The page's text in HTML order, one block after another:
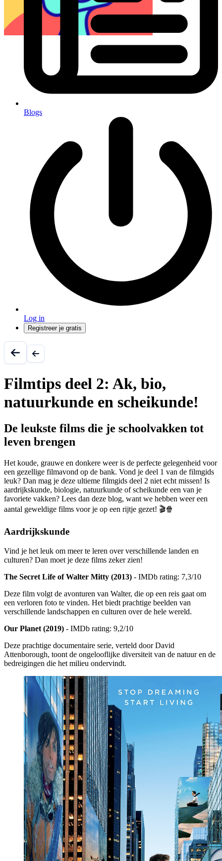
Blogs
Log in
Registreer je gratis
Filmtips deel 2: Ak, bio,
natuurkunde en scheikunde!
De leukste films die je schoolvakken tot
leven brengen
Het koude, grauwe en donkere weer is de perfecte gelegenheid voor
een gezellige filmavond op de bank. Vond je deel 1 van de filmgids
leuk? Dan mag je deze ultieme filmgids deel 2 niet echt missen! Is
aardrijkskunde, biologie, natuurkunde of scheikunde een van je
favoriete vakken? Lees dan deze blog, want we hebben weer een
aantal geweldige films voor je op een rijtje gezet! 🎬🍿
Aardrijkskunde
Vind je het leuk om meer te leren over verschillende landen en
culturen? Dan moet je deze films zeker zien!
The Secret Life of Walter Mitty (2013) - IMDb rating: 7,3/10
Deze film volgt de avonturen van Walter, die op een reis gaat om
een verloren foto te vinden. Het biedt prachtige beelden van
verschillende landschappen en culturen over de hele wereld.
Our Planet (2019) - IMDb rating: 9,2/10
Deze prachtige documentaire serie, verteld door David
Attenborough, toont de ongelooflijke diversiteit van de natuur en de
bedreigingen die het milieu ondervindt.